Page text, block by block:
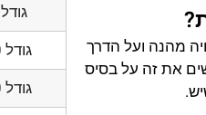
מהנה ועל הדרך
את זה על בסיס
גודל 40/80
גודל 50/100
גודל 60/120